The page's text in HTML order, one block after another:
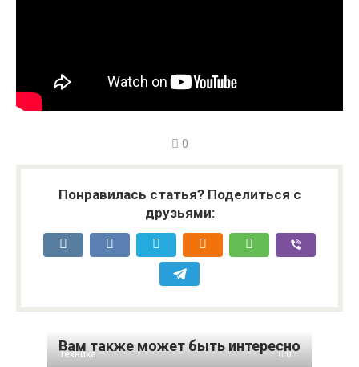
0
Понравилась статья? Поделиться с
друзьями:
Вам также может быть интересно
Техника 0